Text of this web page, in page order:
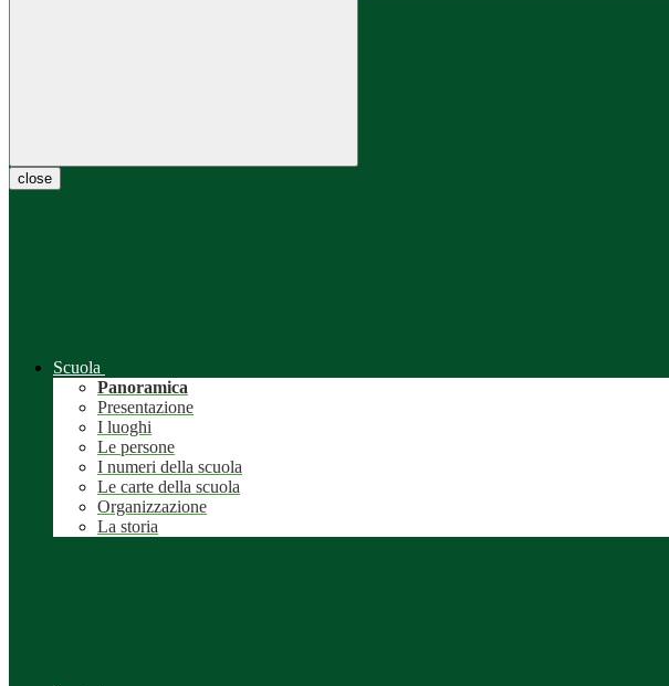
close
Scuola
Panoramica
Presentazione
I luoghi
Le persone
I numeri della scuola
Le carte della scuola
Organizzazione
La storia